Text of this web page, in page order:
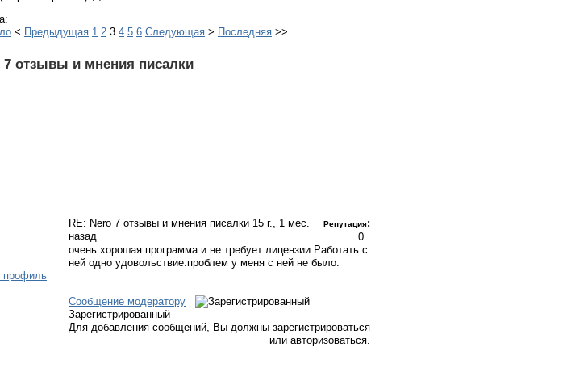
< Предыдущая 1 2 3 4 5 6 Следующая > Последняя >>
7 отзывы и мнения писалки
RE: Nero 7 отзывы и мнения писалки 15 г., 1 мес.
назад
Репутация:
0
очень хорошая программа.и не требует лицензии.Работать с
ней одно удовольствие.проблем у меня с ней не было.
Сообщение модератору
Зарегистрированный
Для добавления сообщений, Вы должны зарегистрироваться
или авторизоваться.